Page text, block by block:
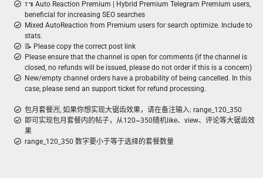
ᴛ៕ Auto Reaction Premium | Hybrid Premium Telegram Premium users,
beneficial for increasing SEO searches
Mixed AutoReaction from Premium users for search optimize. Include to
stats.
📝 Please copy the correct post link
Please ensure that the channel is open for comments (if the channel is
closed, no refunds will be issued, please do not order if this is a concern)
New/empty channel orders have a probability of being cancelled. In this
case, please send an support ticket for refund processing.
包月套餐🈷️, 如果你想实现大锯齿效果，请在备注输入: range_120_350
即可实现包月套餐内的帖子，从120~350随机like、view、评论等大锯齿效
果
range_120_350 数字要小于等于选择的套餐数量